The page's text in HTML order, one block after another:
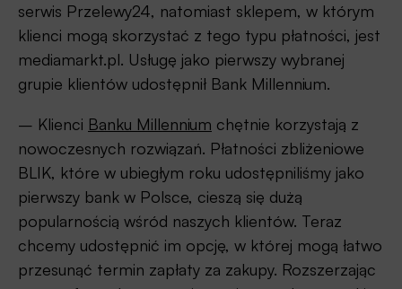
serwis Przelewy24, natomiast sklepem, w którym
klienci mogą skorzystać z tego typu płatności, jest
mediamarkt.pl. Usługę jako pierwszy wybranej
grupie klientów udostępnił Bank Millennium.
– Klienci Banku Millennium chętnie korzystają z
nowoczesnych rozwiązań. Płatności zbliżeniowe
BLIK, które w ubiegłym roku udostępniliśmy jako
pierwszy bank w Polsce, cieszą się dużą
popularnością wśród naszych klientów. Teraz
chcemy udostępnić im opcję, w której mogą łatwo
przesunąć termin zapłaty za zakupy. Rozszerzając